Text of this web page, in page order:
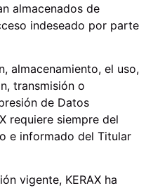
almacenados de
indeseado por parte
almacenamiento, el uso,
transmisión o
de Datos
requiere siempre del
e informado del Titular
vigente, KERAX ha